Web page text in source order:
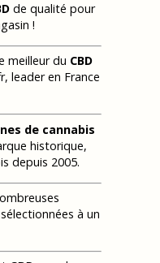
de qualité pour
!
meilleur du CBD
leader en France
de cannabis
historique,
depuis 2005.
à un